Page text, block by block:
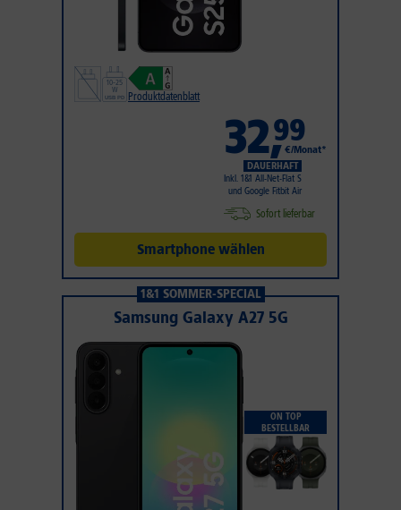
Produktdatenblatt
32,99
€/Monat*
DAUERHAFT
Inkl. 1&1 All-Net-Flat S
und Google Fitbit Air
Sofort lieferbar
Smartphone wählen
1&1 SOMMER-SPECIAL
Samsung Galaxy A27 5G
ON TOP
BESTELLBAR